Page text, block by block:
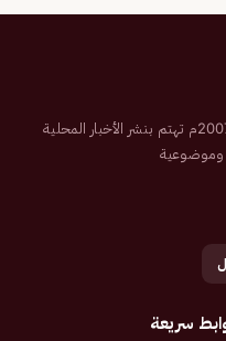
صحيفة إلكترونية سعودية تم تأسيسها عام 2007م تهتم بنشر الأخبار المحلية
وموضوعية
سريعة